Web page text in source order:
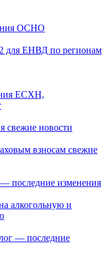
ОСНО
для ЕНВД по регионам
ЕСХН,
новости
взносам свежие
последние изменения
алкогольную и
— последние